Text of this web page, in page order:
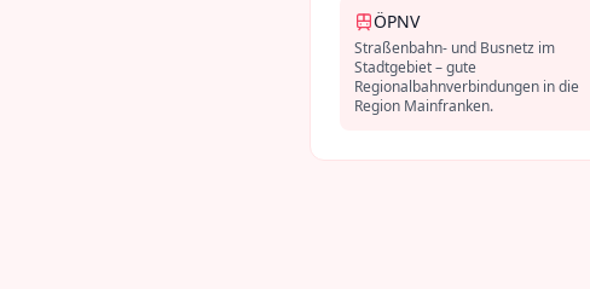
ÖPNV
Straßenbahn- und Busnetz im
Stadtgebiet – gute
Regionalbahnverbindungen in die
Region Mainfranken.